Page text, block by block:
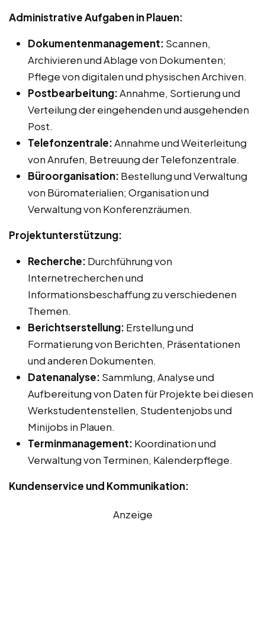
Administrative Aufgaben in Plauen:
Dokumentenmanagement: Scannen,
Archivieren und Ablage von Dokumenten;
Pflege von digitalen und physischen Archiven.
Postbearbeitung:Annahme, Sortierung und
Verteilung der eingehenden und ausgehenden
Post.
Telefonzentrale:Annahme und Weiterleitung
von Anrufen, Betreuung der Telefonzentrale.
Büroorganisation: Bestellung und Verwaltung
von Büromaterialien; Organisation und
Verwaltung von Konferenzräumen.
Projektunterstützung:
Recherche: Durchführung von
Internetrecherchen und
Informationsbeschaffung zu verschiedenen
Themen.
Berichtserstellung: Erstellung und
Formatierung von Berichten, Präsentationen
und anderen Dokumenten.
Datenanalyse: Sammlung, Analyse und
Aufbereitung von Daten für Projekte bei diesen
Werkstudentenstellen, Studentenjobs und
Minijobs in Plauen.
Terminmanagement: Koordination und
Verwaltung von Terminen, Kalenderpflege.
Kundenservice und Kommunikation:
Anzeige